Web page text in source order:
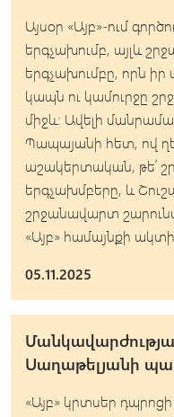
Այսօր «Այբ»-ում
երգչախումբ, այլև
երգչախումբը, որն
կապն ու կամուրջը
միջև։ Ավելի
Պապայանի հետ, ով
աշակերտական, թե՛
երգչախմբերը, և
շրջանավարտ
«Այբ» համայնքի
05.11.2025
Սաղաթելյանի
«Այբ» կրտսեր